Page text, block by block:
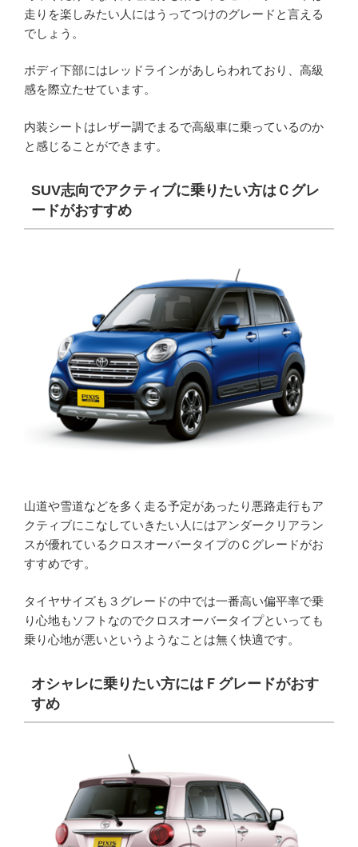
走りを楽しみたい人にはうってつけのグレードと言える
でしょう。
ボディ下部にはレッドラインがあしらわれており、高級
感を際立たせています。
内装シートはレザー調でまるで高級車に乗っているのか
と感じることができます。
SUV志向でアクティブに乗りたい方はＣグレ
ードがおすすめ
山道や雪道などを多く走る予定があったり悪路走行もア
クティブにこなしていきたい人にはアンダークリアラン
スが優れているクロスオーバータイプのＣグレードがお
すすめです。
タイヤサイズも３グレードの中では一番高い偏平率で乗
り心地もソフトなのでクロスオーバータイプといっても
乗り心地が悪いというようなことは無く快適です。
オシャレに乗りたい方にはＦグレードがおす
すめ